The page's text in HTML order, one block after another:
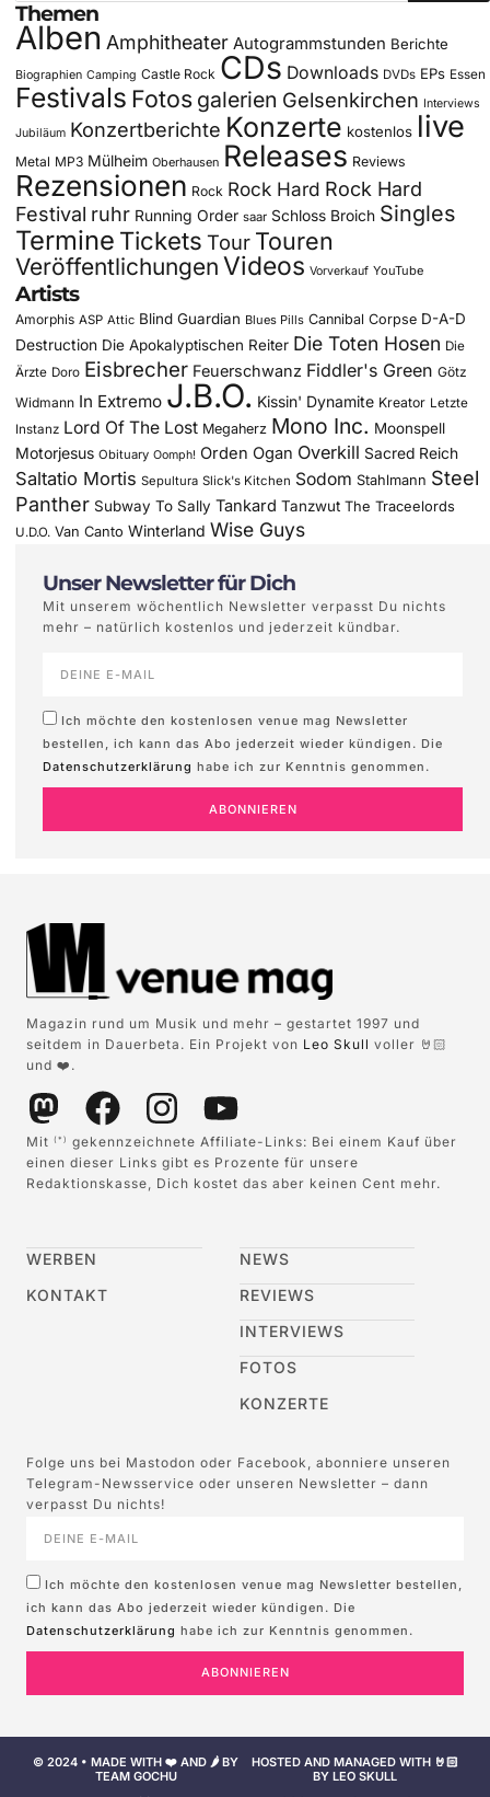
Themen
Alben Amphitheater Autogrammstunden Berichte
Biographien Camping Castle Rock CDs Downloads DVDs EPs Essen
Festivals Fotos galerien Gelsenkirchen Interviews
Jubiläum Konzertberichte Konzerte kostenlos live
Metal MP3 Mülheim Oberhausen Releases Reviews
Rezensionen Rock Rock Hard Rock Hard
Festival ruhr Running Order saar Schloss Broich Singles
Termine Tickets Tour Touren
Veröffentlichungen Videos Vorverkauf YouTube
Artists
Amorphis ASP Attic Blind Guardian Blues Pills Cannibal Corpse D-A-D
Destruction Die Apokalyptischen Reiter Die Toten Hosen Die
Ärzte Doro Eisbrecher Feuerschwanz Fiddler's Green Götz
Widmann In Extremo J.B.O. Kissin' Dynamite Kreator Letzte
Instanz Lord Of The Lost Megaherz Mono Inc. Moonspell
Motorjesus Obituary Oomph! Orden Ogan Overkill Sacred Reich
Saltatio Mortis Sepultura Slick's Kitchen Sodom Stahlmann Steel
Panther Subway To Sally Tankard Tanzwut The Traceelords
U.D.O. Van Canto Winterland Wise Guys
Unser Newsletter für Dich
Mit unserem wöchentlich Newsletter verpasst Du nichts
mehr – natürlich kostenlos und jederzeit kündbar.
Ich möchte den kostenlosen venue mag Newsletter
bestellen, ich kann das Abo jederzeit wieder kündigen. Die
Datenschutzerklärung habe ich zur Kenntnis genommen.
ABONNIEREN
Magazin rund um Musik und mehr – gestartet 1997 und
seitdem in Dauerbeta. Ein Projekt von Leo Skull voller 🤘🏻
und ❤️.
Mit (*)
gekennzeichnete Affiliate-Links: Bei einem Kauf über
einen dieser Links gibt es Prozente für unsere
Redaktionskasse, Dich kostet das aber keinen Cent mehr.
WERBEN
KONTAKT
NEWS
REVIEWS
INTERVIEWS
FOTOS
KONZERTE
Folge uns bei Mastodon oder Facebook, abonniere unseren
Telegram-Newsservice oder unseren Newsletter – dann
verpasst Du nichts!
Ich möchte den kostenlosen venue mag Newsletter bestellen,
ich kann das Abo jederzeit wieder kündigen. Die
Datenschutzerklärung habe ich zur Kenntnis genommen.
ABONNIEREN
© 2024 • MADE WITH ❤️ AND 🌶️ BY
TEAM GOCHU
HOSTED AND MANAGED WITH 🤘🏻
BY LEO SKULL